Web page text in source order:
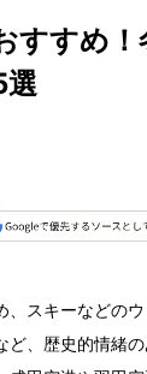
すすめ
選
スキーなどの
ど、歴史的情緒